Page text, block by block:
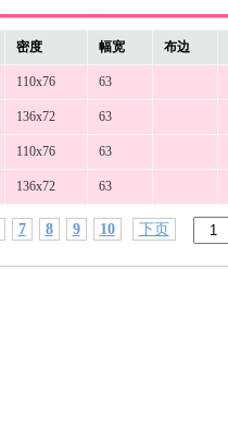
密度 幅宽 布边
110x76 63
136x72 63
110x76 63
136x72 63
7 8 9 10 下页